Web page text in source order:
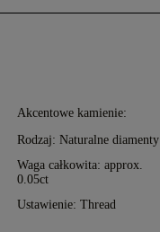
Akcentowe kamienie:
Rodzaj: Naturalne diamenty
Waga całkowita: approx.
0.05ct
Ustawienie: Thread